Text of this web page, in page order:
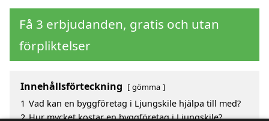
Få 3 erbjudanden, gratis och utan
förpliktelser
Innehållsförteckning gömma
1 Vad kan en byggföretag i Ljungskile hjälpa till med?
2 Hur mycket kostar en byggföretag i Ljungskile?